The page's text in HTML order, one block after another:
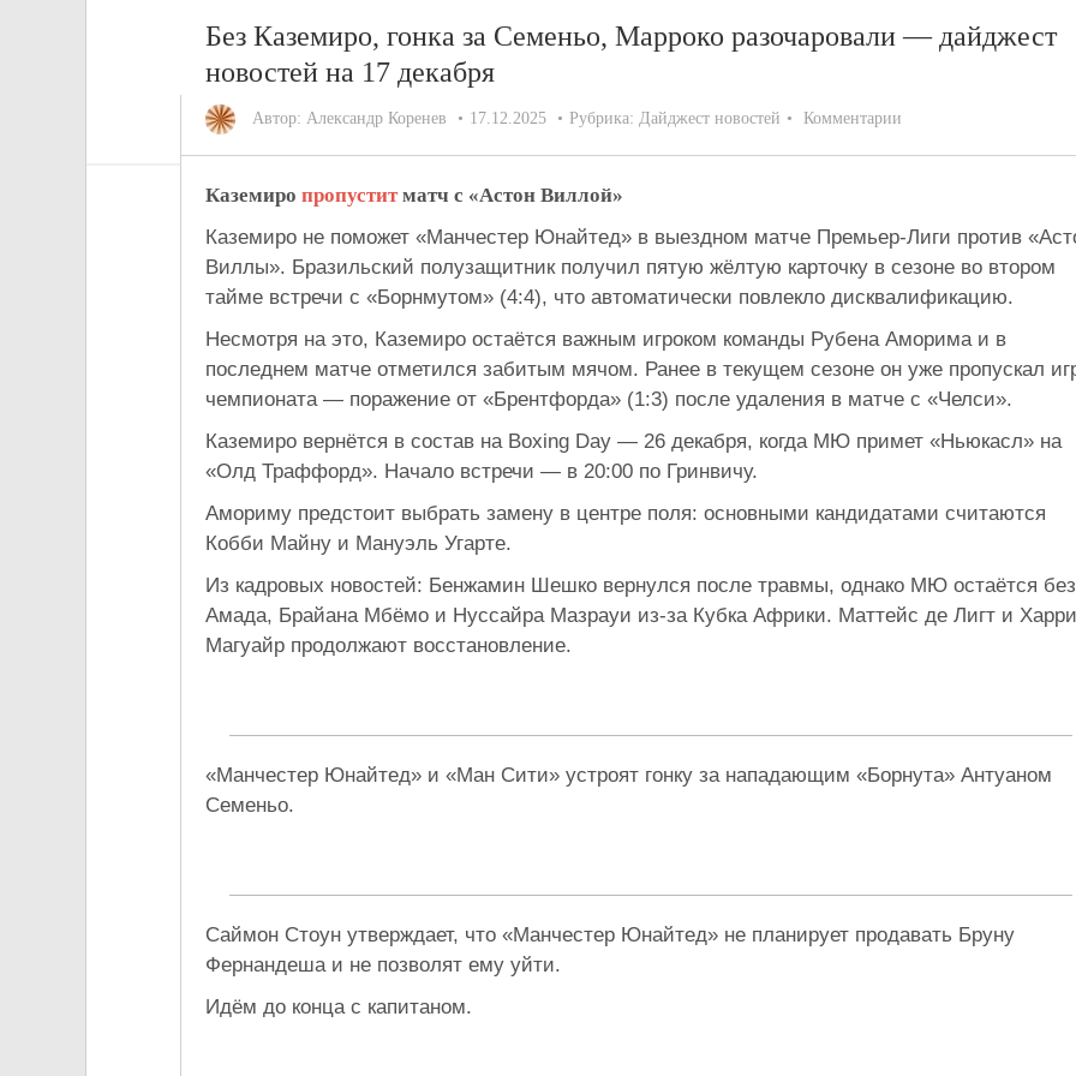
Без Каземиро, гонка за Семеньо, Марроко разочаровали — дайджест
новостей на 17 декабря
Автор: Александр Коренев 17.12.2025 Рубрика: Дайджест новостей Комментарии
Каземиро пропуститматч с «Астон Виллой»
Каземиро не поможет «Манчестер Юнайтед» в выездном матче Премьер-Лиги против
Виллы». Бразильский полузащитник получил пятую жёлтую карточку в сезоне во втором
тайме встречи с «Борнмутом» (4:4), что автоматически повлекло дисквалификацию.
Несмотря на это, Каземиро остаётся важным игроком команды Рубена Аморима и в
последнем матче отметился забитым мячом. Ранее в текущем сезоне он уже пропускал
чемпионата — поражение от «Брентфорда» (1:3) после удаления в матче с «Челси».
Каземиро вернётся в состав на Boxing Day — 26 декабря, когда МЮ примет «Ньюкасл» на
«Олд Траффорд». Начало встречи — в 20:00 по Гринвичу.
Амориму предстоит выбрать замену в центре поля: основными кандидатами считаются
Кобби Майну и Мануэль Угарте.
Из кадровых новостей: Бенжамин Шешко вернулся после травмы, однако МЮ остаётся без
Амада, Брайана Мбёмо и Нуссайра Мазрауи из-за Кубка Африки. Маттейс де Лигт и Харри
Магуайр продолжают восстановление.
«Манчестер Юнайтед» и «Ман Сити» устроят гонку за нападающим «Борнута» Антуаном
Семеньо.
Саймон Стоун утверждает, что «Манчестер Юнайтед» не планирует продавать Бруну
Фернандеша и не позволят ему уйти.
Идём до конца с капитаном.